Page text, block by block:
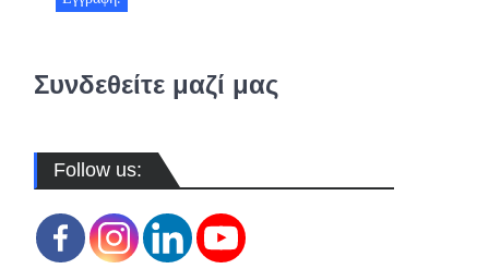
Συνδεθείτε μαζί μας
Follow us: